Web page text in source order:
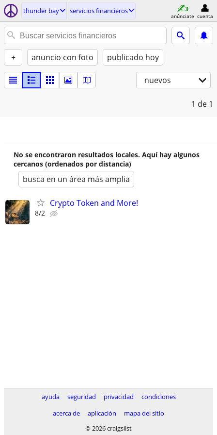
thunder bay servicios financieros
anúnciate cuenta
+ anuncio con foto publicado hoy
nuevos
1 de 1
No se encontraron resultados locales. Aquí hay algunos
cercanos (ordenados por distancia)
busca en un área más amplia
Crypto Token and More!
8/2
ayuda seguridad privacidad
condiciones
acerca de
aplicación
mapa del sitio
© 2026 craigslist